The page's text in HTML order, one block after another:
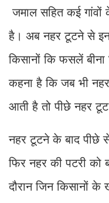
जमाल सहित कई गांवों
है। अब नहर टूटने से इन
किसानों कि फसलें
कहना है कि जब भी नहर
आती है तो पीछे नहर टूट
नहर टूटने के बाद पीछे
फिर नहर की पटरी को
दौरान जिन किसानों के